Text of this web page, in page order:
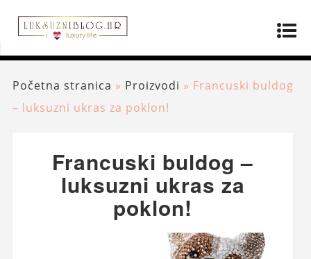
Početna stranica » Proizvodi » Francuski buldog
– luksuzni ukras za poklon!
Francuski buldog –
luksuzni ukras za
poklon!